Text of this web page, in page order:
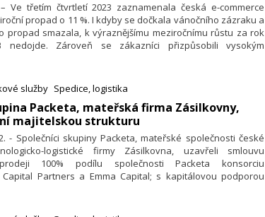
Ve třetím čtvrtletí 2023 zaznamenala česká e-commerce
propad o 11 %. I kdyby se dočkala vánočního zázraku a
propad smazala, k výraznějšímu meziročnímu růstu za rok
nedojde. Zároveň se zákazníci přizpůsobili vysokým
jsou ale nyní náročnější i na služby, zabezpečení a
Obchodníci se proto více zaměřují na klíčový moment
nákupu – placení. Skip Pay přináší ty nejzásadnější
trendy pro rok 2024.
služby Spedice, logistika
Packeta, mateřská firma Zásilkovny,
majitelskou strukturu
- Společníci skupiny Packeta, mateřské společnosti české
logistické firmy Zásilkovna, uzavřeli smlouvu
100% podílu společnosti Packeta konsorciu
Capital Par­tners a Emma Capital; s kapitálovou podporou
Podmínky transakce jsou důvěrné. Skupina Packeta je